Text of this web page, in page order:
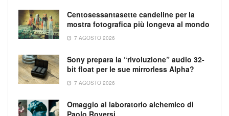
Centosessantasette candeline per la
mostra fotografica più longeva al mondo
7 AGOSTO 2026
Sony prepara la “rivoluzione” audio 32-
bit float per le sue mirrorless Alpha?
7 AGOSTO 2026
Omaggio al laboratorio alchemico di
Paolo Roversi